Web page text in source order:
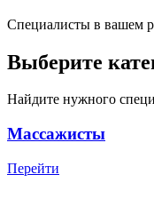
Специалисты в вашем
Выберите
Найдите нужного
Массажисты
Перейти